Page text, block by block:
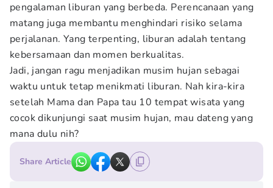
pengalaman liburan yang berbeda. Perencanaan yang
matang juga membantu menghindari risiko selama
perjalanan. Yang terpenting, liburan adalah tentang
kebersamaan dan momen berkualitas.
Jadi, jangan ragu menjadikan musim hujan sebagai
waktu untuk tetap menikmati liburan. Nah kira-kira
setelah Mama dan Papa tau 10 tempat wisata yang
cocok dikunjungi saat musim hujan, mau dateng yang
mana dulu nih?
Share Article